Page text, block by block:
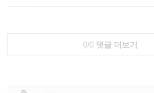
0/0 댓글 더보기